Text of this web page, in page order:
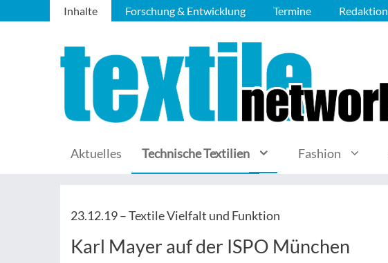
Inhalte Forschung & Entwicklung Termine Redaktion
Aktuelles Technische Textilien Fashion
23.12.19 –Textile Vielfalt und Funktion
Karl Mayer auf der ISPO München